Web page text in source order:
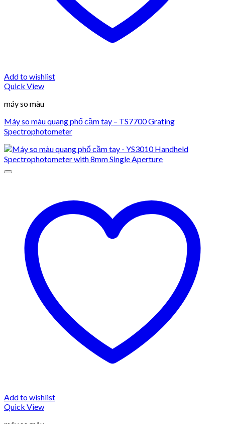
Add to wishlist
Quick View
máy so màu
Máy so màu quang phổ cầm tay – TS7700 Grating
Spectrophotometer
Add to wishlist
Quick View